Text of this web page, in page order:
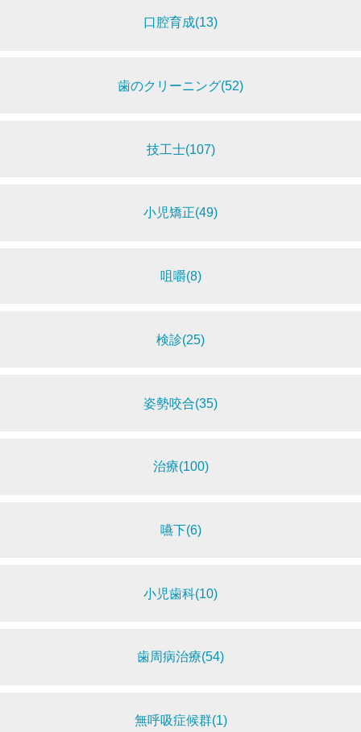
口腔育成(13)
歯のクリーニング(52)
技工士(107)
小児矯正(49)
咀嚼(8)
検診(25)
姿勢咬合(35)
治療(100)
嚥下(6)
小児歯科(10)
歯周病治療(54)
無呼吸症候群(1)